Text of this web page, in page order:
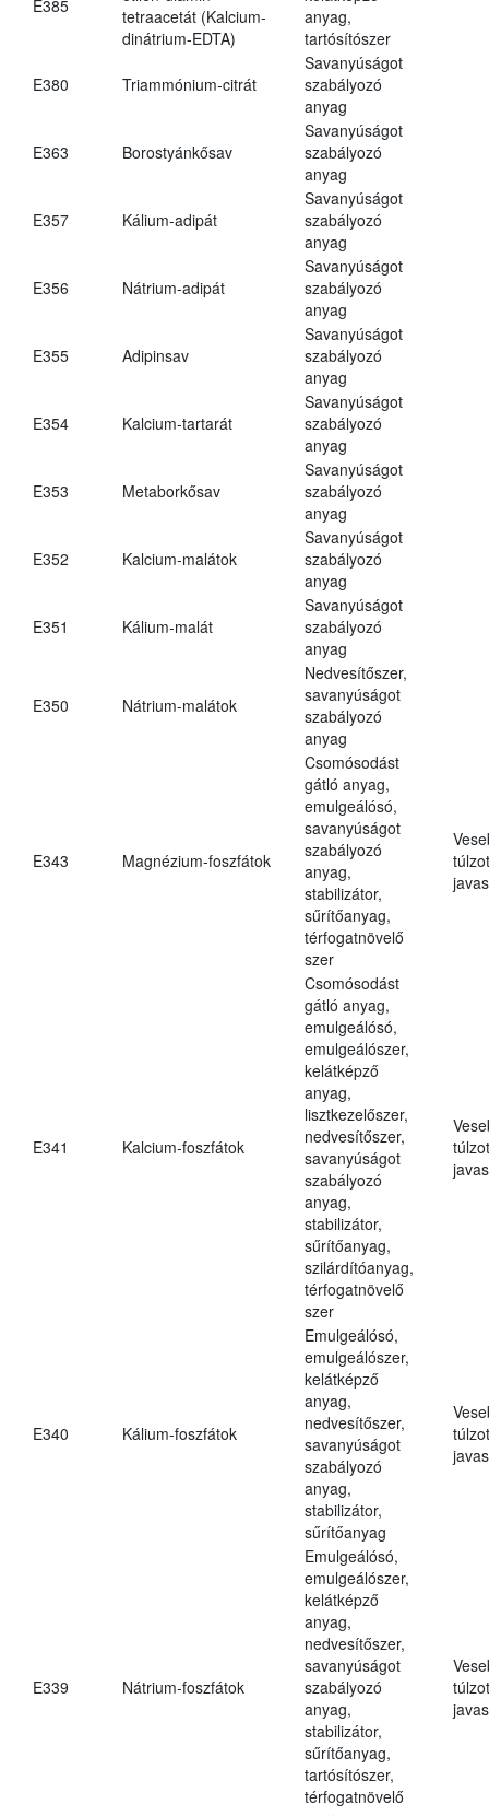
E385
tetraacetát (Kalcium-
dinátrium-EDTA)
anyag,
tartósítószer
E380 Triammónium-citrát
Savanyúságot
szabályozó
anyag
E363 Borostyánkősav
Savanyúságot
szabályozó
anyag
E357 Kálium-adipát
Savanyúságot
szabályozó
anyag
E356 Nátrium-adipát
Savanyúságot
szabályozó
anyag
E355 Adipinsav
Savanyúságot
szabályozó
anyag
E354 Kalcium-tartarát
Savanyúságot
szabályozó
anyag
E353 Metaborkősav
Savanyúságot
szabályozó
anyag
E352 Kalcium-malátok
Savanyúságot
szabályozó
anyag
E351 Kálium-malát
Savanyúságot
szabályozó
anyag
E350 Nátrium-malátok
Nedvesítőszer,
savanyúságot
szabályozó
anyag
E343 Magnézium-foszfátok
Csomósodást
gátló anyag,
emulgeálósó,
savanyúságot
szabályozó
anyag,
stabilizátor,
sűrítőanyag,
térfogatnövelő
szer
E341 Kalcium-foszfátok
Csomósodást
gátló anyag,
emulgeálósó,
emulgeálószer,
kelátképző
anyag,
lisztkezelőszer,
nedvesítőszer,
savanyúságot
szabályozó
anyag,
stabilizátor,
sűrítőanyag,
szilárdítóanyag,
térfogatnövelő
szer
E340 Kálium-foszfátok
Emulgeálósó,
emulgeálószer,
kelátképző
anyag,
nedvesítőszer,
savanyúságot
szabályozó
anyag,
stabilizátor,
sűrítőanyag
E339 Nátrium-foszfátok
Emulgeálósó,
emulgeálószer,
kelátképző
anyag,
nedvesítőszer,
savanyúságot
szabályozó
anyag,
stabilizátor,
sűrítőanyag,
tartósítószer,
térfogatnövelő